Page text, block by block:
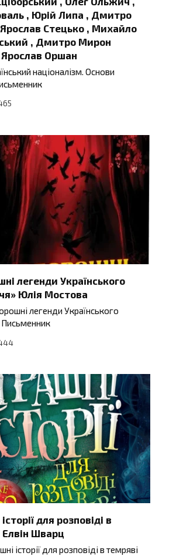
, Юрій Липа , Дмитро
Стецько , Михайло
, Дмитро Мирон
Ярослав Оршан
націоналізм. Основи
легенди Українського
Юлія Мостова
легенди Українського
Письменник
для розповіді в
Елвін Шварц
історії для розповіді в темряві